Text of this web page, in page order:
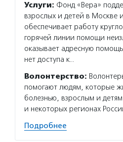
Услуги: Фонд «Вера»
взрослых и детей в Москве
обеспечивает работу
горячей линии помощи
оказывает адресную
нет доступа к…
Волонтерство:
помогают людям, которые
болезнью, взрослым и
и некоторых регионах
Подробнее